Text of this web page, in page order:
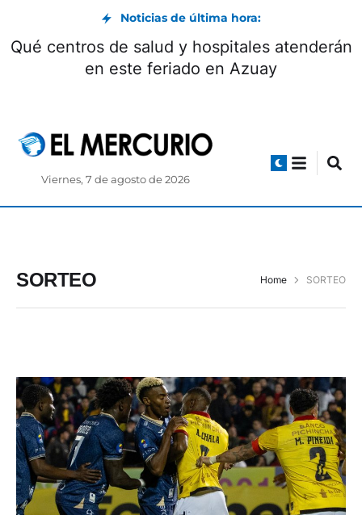
Noticias de última hora:
Qué centros de salud y hospitales atenderán
en este feriado en Azuay
Viernes, 7 de agosto de 2026
SORTEO Home SORTEO